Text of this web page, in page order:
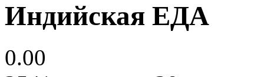
Индийская ЕДА
0.00